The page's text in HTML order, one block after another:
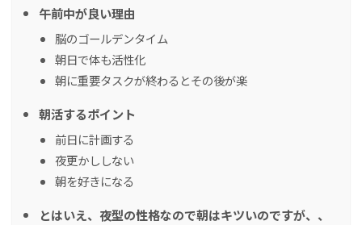
午前中が良い理由
脳のゴールデンタイム
朝日で体も活性化
朝に重要タスクが終わるとその後が楽
朝活するポイント
前日に計画する
夜更かししない
朝を好きになる
とはいえ、夜型の性格なので朝はキツいのですが、、